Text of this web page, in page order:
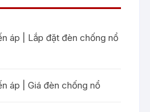
áp | Lắp đặt đèn chống nổ
áp | Giá đèn chống nổ